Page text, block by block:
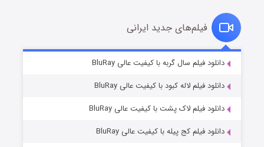
قسمت۶ (زیرنویس) منتشر شد
فیلم‌های جدید ایرانی
دانلود فیلم سال گربه با کیفیت عالی BluRay
دانلود فیلم لاله کبود با کیفیت عالی BluRay
دانلود فیلم لاک پشت با کیفیت عالی BluRay
دانلود فیلم کج‌ پیله با کیفیت عالی BluRay